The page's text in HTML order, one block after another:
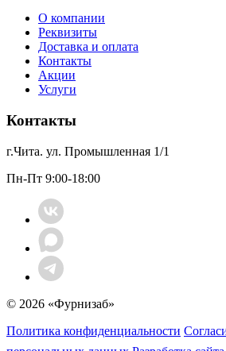
О компании
Реквизиты
Доставка и оплата
Контакты
Акции
Услуги
Контакты
г.Чита. ул. Промышленная 1/1
Пн-Пт 9:00-18:00
© 2026 «Фурнизаб»
Политика конфиденциальности